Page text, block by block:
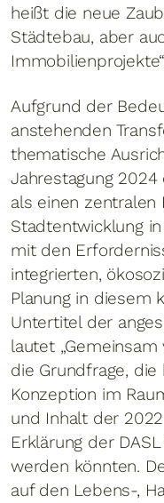
heißt die neue
Städtebau, aber
Aufgrund der
anstehenden
thematische
Jahrestagung
als einen zentralen
Stadtentwicklung
mit den
integrierten,
Planung in diesem
Untertitel der
lautet „Gemeinsam
die Grundfrage,
Konzeption im
und Inhalt der
Erklärung der
werden könnten.
auf den Lebens-,